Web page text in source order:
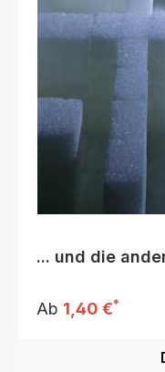
... und die
Regulärer Preis:
Ab 1,40 €*